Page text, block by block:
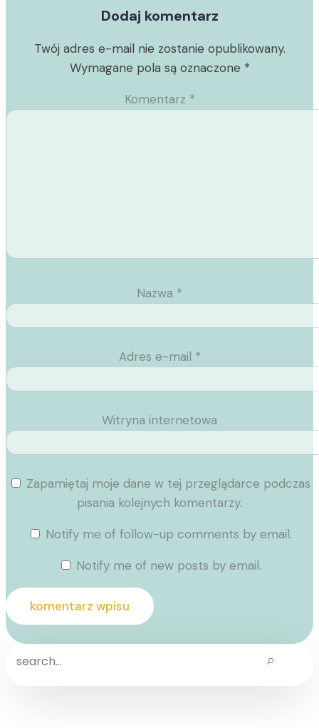
Dodaj komentarz
Twój adres e-mail nie zostanie opublikowany.
Wymagane pola są oznaczone *
Komentarz *
Nazwa *
Adres e-mail *
Witryna internetowa
Zapamiętaj moje dane w tej przeglądarce podczas
pisania kolejnych komentarzy.
Notify me of follow-up comments by email.
Notify me of new posts by email.